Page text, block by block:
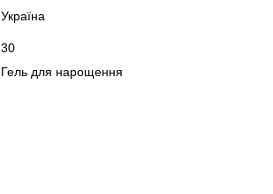
Україна
30
Гель для нарощення